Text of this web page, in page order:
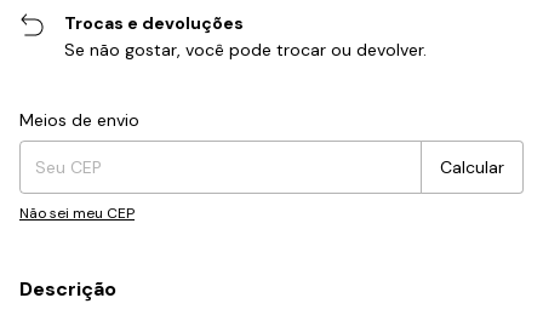
Trocas e devoluções
Se não gostar, você pode trocar ou devolver.
Entregas para o CEP:
Meios de envio
Calcular
Não sei meu CEP
Descrição